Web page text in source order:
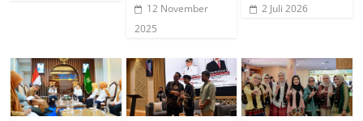
12 November
2025
2 Juli 2026